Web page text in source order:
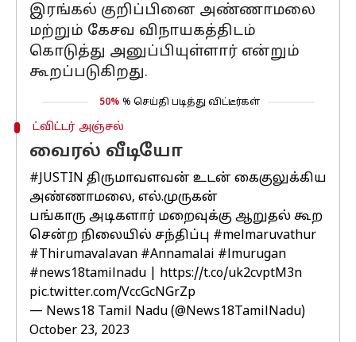
இரங்கல் குறிப்பினை அண்ணாமலை
மற்றும் கேசவ விநாயகத்திடம்
கொடுத்து அனுப்பியுள்ளார் என்றும்
கூறப்படுகிறது.
50% % செய்தி படித்து விட்டீர்கள்
ட்விட்டர் அஞ்சல்
வைரல் வீடியோ
#JUSTIN திருமாவளவன் உடன் கைகுலுக்கிய
அண்ணாமலை, எல்.முருகன்
பங்காரு அடிகளார் மறைவுக்கு ஆறுதல் கூற
சென்ற நிலையில் சந்திப்பு #melmaruvathur
#Thirumavalavan #Annamalai #lmurugan
#news18tamilnadu
https://t.co/uk2cvptM3n
pic.twitter.com/VccGcNGrZp
— News18 Tamil Nadu (@News18TamilNadu)
October 23, 2023